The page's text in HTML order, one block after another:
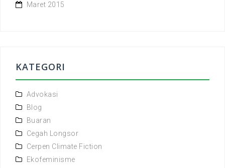
Maret 2015
KATEGORI
Advokasi
Blog
Buaran
Cegah Longsor
Cerpen Climate Fiction
Ekofeminisme